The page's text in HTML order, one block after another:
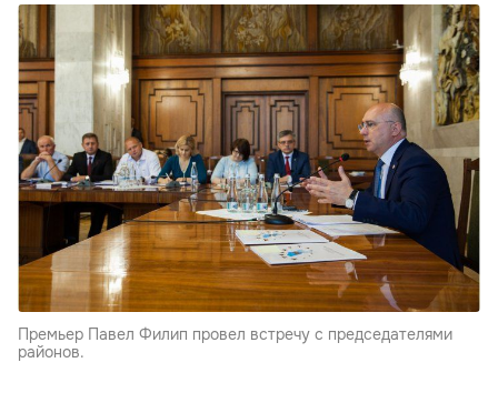
Премьер Павел Филип провел встречу с председателями
районов.